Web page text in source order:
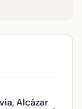
Alcázar